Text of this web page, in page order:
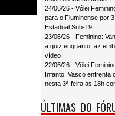
24/06/26 - Vôlei
para o Fluminense por
Estadual Sub-19
23/06/26 - Feminino:
a quiz enquanto faz
vídeo
22/06/26 - Vôlei
Infanto, Vasco enfrenta
nesta 3ª-feira às 18h
ÚLTIMAS DO